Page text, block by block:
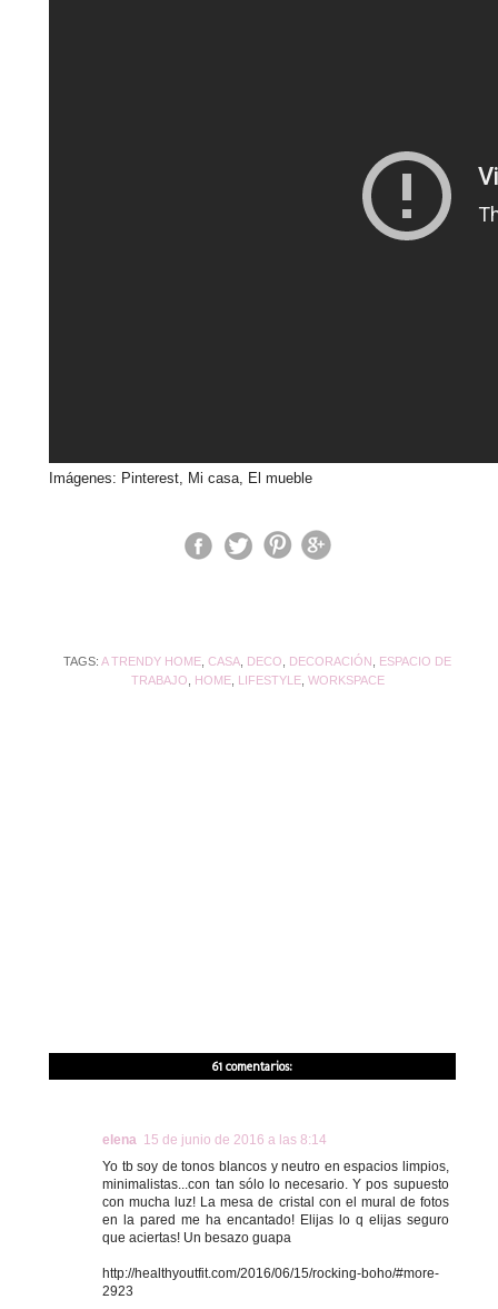
Imágenes: Pinterest, Mi casa, El mueble
TAGS:A TRENDY HOME ,CASA DECO DECORACIÓN
ESPACIO DE
TRABAJO
HOME, LIFESTYLE, WORKSPACE
61 comentarios:
elena 15 de junio de 2016 a las 8:14
Yo tb soy de tonos blancos y neutro en espacios limpios,
minimalistas...con tan sólo lo necesario. Y pos supuesto
con mucha luz! La mesa de cristal con el mural de fotos
en la pared me ha encantado! Elijas lo q elijas seguro
que aciertas! Un besazo guapa
http://healthyoutfit.com/2016/06/15/rocking-boho/#more-
2923